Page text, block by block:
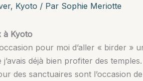
, Kyoto / Par Sophie Meriotte
à Kyoto
pour moi d’aller « birder »
déjà bien profiter des
des sanctuaires sont l’occasion